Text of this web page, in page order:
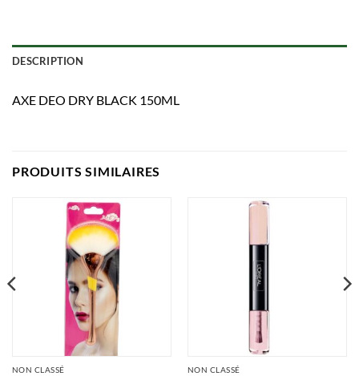
DESCRIPTION
AXE DEO DRY BLACK 150ML
PRODUITS SIMILAIRES
NON CLASSÉ NON CLASSÉ